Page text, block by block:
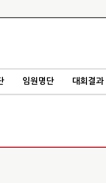
임원명단 대회결과